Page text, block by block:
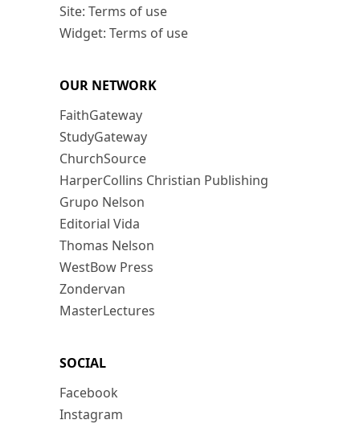
Site: Terms of use
Widget: Terms of use
OUR NETWORK
FaithGateway
StudyGateway
ChurchSource
HarperCollins Christian Publishing
Grupo Nelson
Editorial Vida
Thomas Nelson
WestBow Press
Zondervan
MasterLectures
SOCIAL
Facebook
Instagram